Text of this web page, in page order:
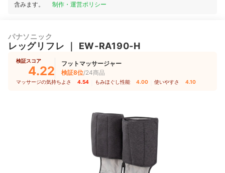
含みます。
制作・運営ポリシー
パナソニック
レッグリフレ EW-RA190-H
検証スコア
4.22
フットマッサージャー
検証8位/24商品
マッサージの気持ちよさ 4.54 もみほぐし性能 4.00 使いやすさ 4.10